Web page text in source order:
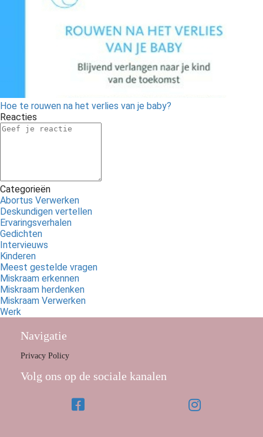
Hoe te rouwen na het verlies van je baby?
Reacties
Categorieën
Abortus Verwerken
Deskundigen vertellen
Ervaringsverhalen
Gedichten
Intervieuws
Kinderen
Meest gestelde vragen
Miskraam erkennen
Miskraam herdenken
Miskraam Verwerken
Werk
Navigatie
Privacy Policy
Volg ons op de sociale kanalen